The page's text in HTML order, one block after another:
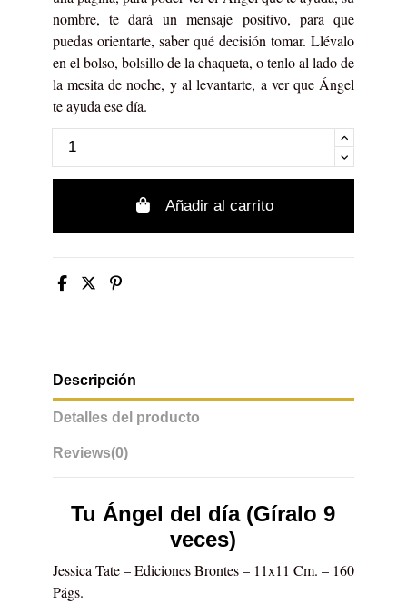
nombre, te dará un mensaje positivo, para que
puedas orientarte, saber qué decisión tomar. Llévalo
en el bolso, bolsillo de la chaqueta, o tenlo al lado de
la mesita de noche, y al levantarte, a ver que Ángel
te ayuda ese día.
Añadir al carrito
Descripción
Detalles del producto
Reviews(0)
Tu Ángel del día (Gíralo 9
veces)
Jessica Tate – Ediciones Brontes – 11x11 Cm. – 160
Págs.